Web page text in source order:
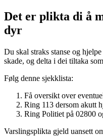
Det er plikta di å
dyr
Du skal straks stanse og
skade, og delta i dei tiltaka
Følg denne sjekklista:
Få oversikt over
Ring 113 dersom akutt
Ring Politiet på 02800
Varslingsplikta gjeld uansett